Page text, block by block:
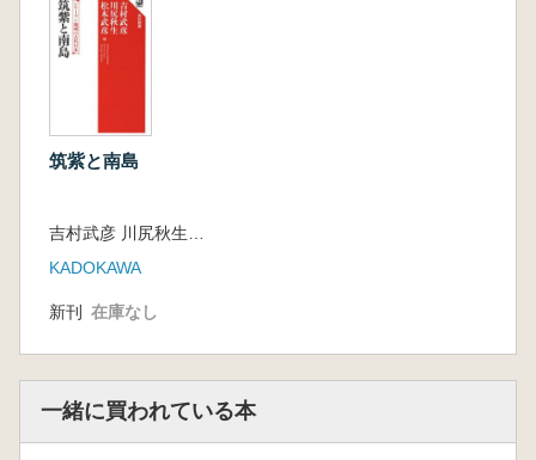
筑紫と南島
吉村武彦 川尻秋生 松木武彦 編集
KADOKAWA
新刊 在庫なし
一緒に買われている本